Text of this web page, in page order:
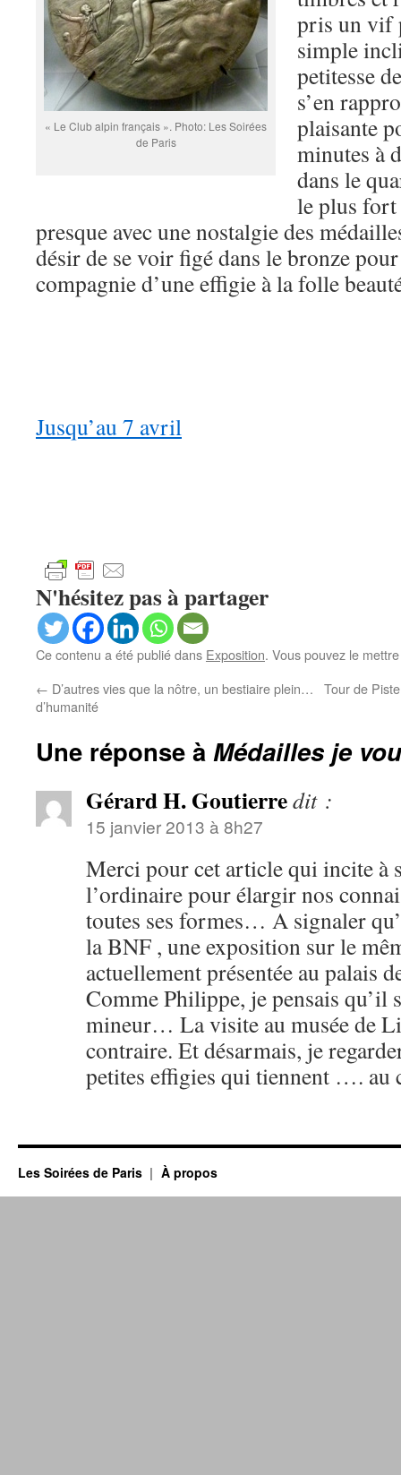
« Le Club alpin français ». Photo: Les Soirées
de Paris
pris un vif
simple
petitesse
s’en
plaisante
minutes à
dans le
le plus fort
presque avec une nostalgie des
désir de se voir figé dans le bronze
compagnie d’une effigie à la folle
Jusqu’au 7 avril
N'hésitez pas à partager
Ce contenu a été publié dans Exposition. Vous pouvez le
← D’autres vies que la nôtre, un bestiaire plein…
d’humanité
Tour de
Une réponse à Médailles je
Gérard H. Goutierredit :
15 janvier 2013 à 8h27
Merci pour cet article qui incite à
l’ordinaire pour élargir nos
toutes ses formes… A signaler
la BNF , une exposition sur le
actuellement présentée au palais
Comme Philippe, je pensais qu’il
mineur… La visite au musée de
contraire. Et désarmais, je
petites effigies qui tiennent …. au
Les Soirées de Paris À propos